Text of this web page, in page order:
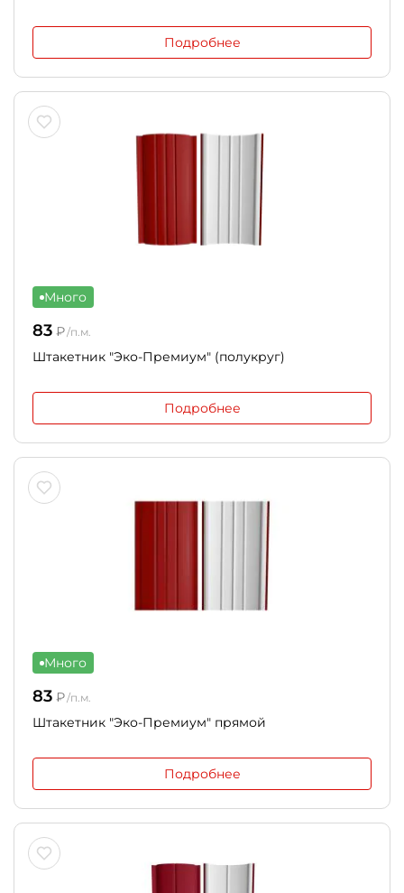
Подробнее
Много
83 ₽/п.м.
Штакетник "Эко-Премиум" (полукруг)
Подробнее
Много
83 ₽/п.м.
Штакетник "Эко-Премиум" прямой
Подробнее